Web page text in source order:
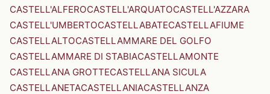
CASTELL'ALFEROCASTELL'ARQUATOCASTELL'AZZARA
CASTELL'UMBERTOCASTELLABATECASTELLAFIUME
CASTELLALTOCASTELLAMMARE DEL GOLFO
CASTELLAMMARE DI STABIACASTELLAMONTE
CASTELLANA GROTTECASTELLANA SICULA
CASTELLANETACASTELLANIACASTELLANZA